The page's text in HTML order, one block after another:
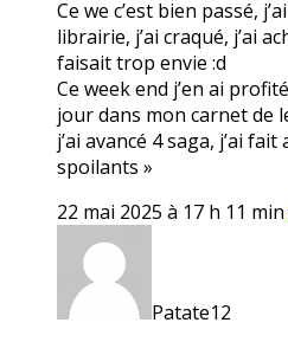
Ce we c’est bien passé,
librairie, j’ai craqué, j’ai
faisait trop envie :d
Ce week end j’en ai
jour dans mon carnet de
j’ai avancé 4 saga, j’ai
spoilants »
22 mai 2025 à 17 h 11 min
Patate12